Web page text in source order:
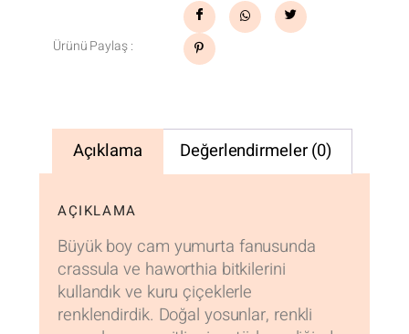
Ürünü Paylaş :
Açıklama Değerlendirmeler (0)
AÇIKLAMA
Büyük boy cam yumurta fanusunda
crassula ve haworthia bitkilerini
kullandık ve kuru çiçeklerle
renklendirdik. Doğal yosunlar, renkli